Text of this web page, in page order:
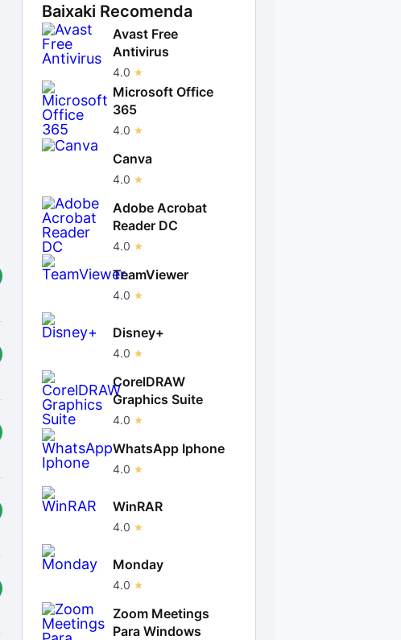
Baixaki Recomenda
Avast Free
Antivirus
4.0
Microsoft Office
365
4.0
Canva
4.0
Adobe Acrobat
Reader DC
4.0
TeamViewer
4.0
Disney+
4.0
CorelDRAW
Graphics Suite
4.0
WhatsApp Iphone
4.0
WinRAR
4.0
Monday
4.0
Zoom Meetings
Para Windows